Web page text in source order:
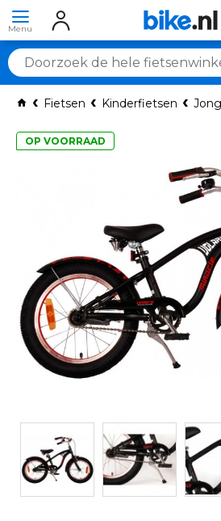
Fietsen Kinderfietsen
OP VOORRAAD